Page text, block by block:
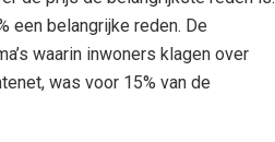
een belangrijke reden. De
waarin inwoners klagen over
was voor 15% van de